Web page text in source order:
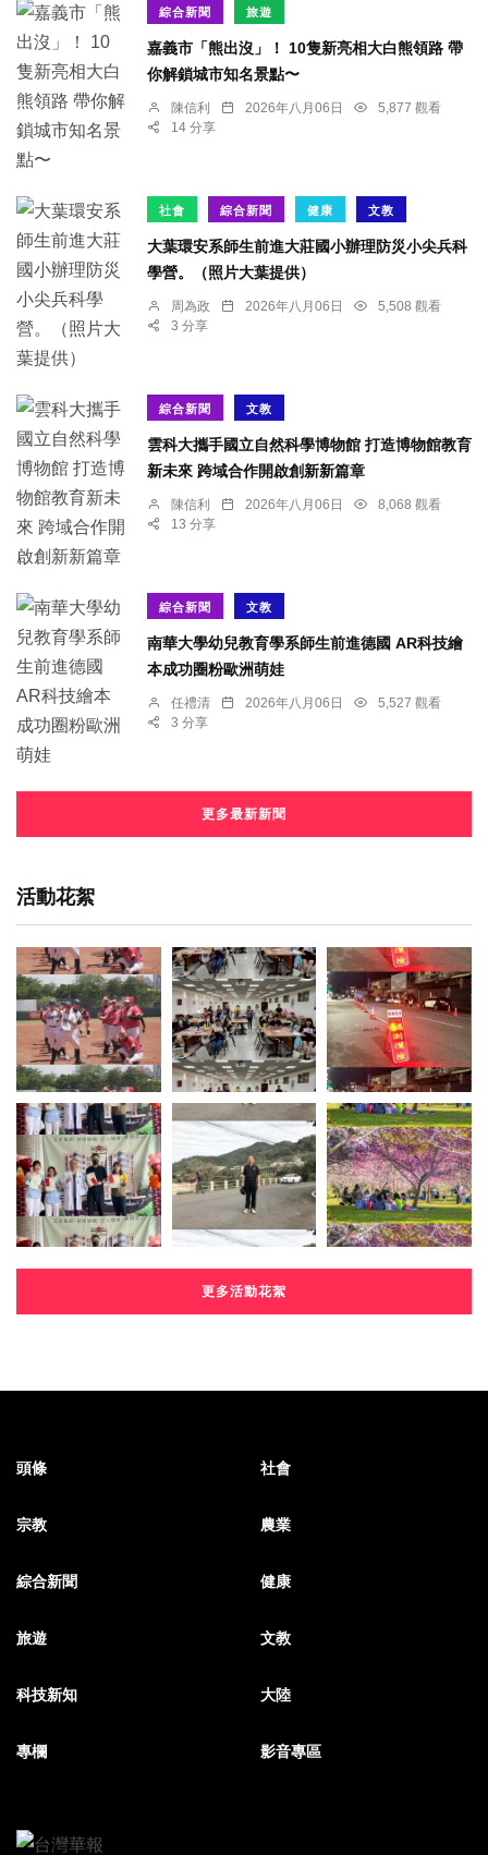
綜合新聞 旅遊
嘉義市「熊出沒」！ 10隻新亮相大白熊領路 帶
你解鎖城市知名景點〜
陳信利 2026年八月06日
5,877 觀看
14 分享
社會 綜合新聞 健康 文教
大葉環安系師生前進大莊國小辦理防災小尖兵科
學營。（照片大葉提供）
周為政 2026年八月06日
5,508 觀看
3 分享
綜合新聞 文教
雲科大攜手國立自然科學博物館 打造博物館教育
新未來 跨域合作開啟創新新篇章
陳信利 2026年八月06日
8,068 觀看
13 分享
綜合新聞 文教
南華大學幼兒教育學系師生前進德國 AR科技繪
本成功圈粉歐洲萌娃
任禮清 2026年八月06日
5,527 觀看
3 分享
更多最新新聞
活動花絮
更多活動花絮
頭條 社會
宗教 農業
綜合新聞 健康
旅遊 文教
科技新知 大陸
專欄 影音專區